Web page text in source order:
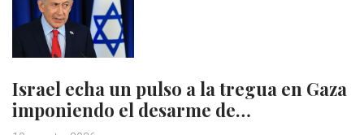
Israel echa un pulso a la tregua en Gaza
imponiendo el desarme de…